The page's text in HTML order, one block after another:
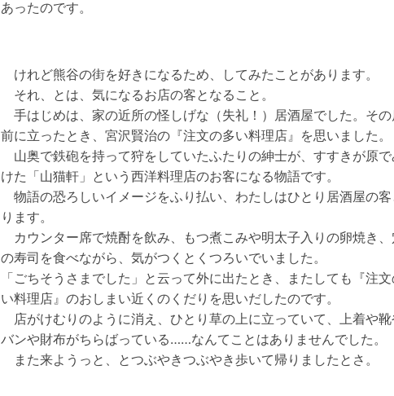
あったのです。
けれど熊谷の街を好きになるため、してみたことがあります。
それ、とは、気になるお店の客となること。
手はじめは、家の近所の怪しげな（失礼！）居酒屋でした。そ
前に立ったとき、宮沢賢治の『注文の多い料理店』を思いました。
山奥で鉄砲を持って狩をしていたふたりの紳士が、すすきが原
けた「山猫軒」という西洋料理店のお客になる物語です。
物語の恐ろしいイメージをふり払い、わたしはひとり居酒屋の
ります。
カウンター席で焼酎を飲み、もつ煮こみや明太子入りの卵焼き
の寿司を食べながら、気がつくとくつろいでいました。
「ごちそうさまでした」と云って外に出たとき、またしても『注
い料理店』のおしまい近くのくだりを思いだしたのです。
店がけむりのように消え、ひとり草の上に立っていて、上着や
バンや財布がちらばっている……なんてことはありませんでした。
また来ようっと、とつぶやきつぶやき歩いて帰りましたとさ。